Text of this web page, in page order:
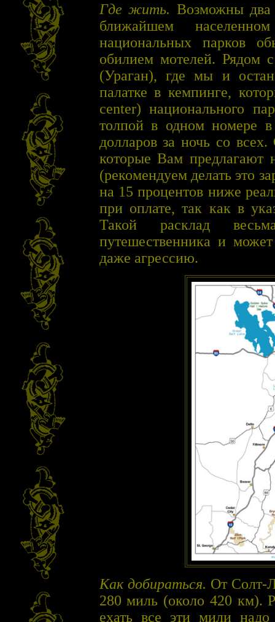
Где жить. Возможны два
ближайшем
национальных парков
обилием мотелей. Рядом
(Ураган), где мы и
палатке в кемпинге,
center) национального
толпой в одном номере
долларов за ночь со
которые Вам предлагают
(рекомендуем делать это
на 15 процентов ниже
при оплате, так как в
Такой расклад
путешественника и
даже агрессию.
Как добираться. От Солт-
280 миль (около 420 км).
ехать все эти мили